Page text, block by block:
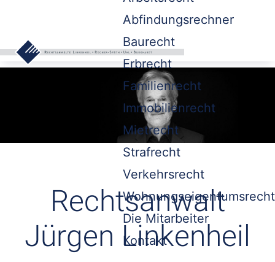
Abfindungsrechner
Baurecht
Erbrecht
Familienrecht
Immobilienrecht
Mietrecht
Strafrecht
Verkehrsrecht
Wohnungseigentumsrecht
Die Mitarbeiter
Kontakt
Rechtsanwalt
Jürgen Linkenheil